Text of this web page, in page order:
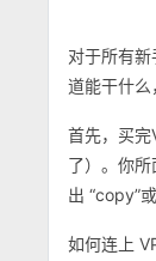
对于所有
道能干什么
首先，买
了）。你
出 “copy”
如何连上